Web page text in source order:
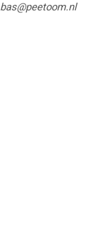
bas@peetoom.nl